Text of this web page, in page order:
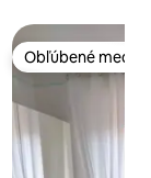
Obľúbené medzi
Obľúbené medzi